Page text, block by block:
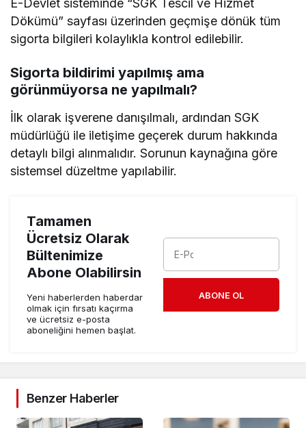
E-Devlet sisteminde “SGK Tescil ve Hizmet
Dökümü” sayfası üzerinden geçmişe dönük tüm
sigorta bilgileri kolaylıkla kontrol edilebilir.
Sigorta bildirimi yapılmış ama
görünmüyorsa ne yapılmalı?
İlk olarak işverene danışılmalı, ardından SGK
müdürlüğü ile iletişime geçerek durum hakkında
detaylı bilgi alınmalıdır. Sorunun kaynağına göre
sistemsel düzeltme yapılabilir.
Tamamen
Ücretsiz Olarak
Bültenimize
Abone Olabilirsin
Yeni haberlerden haberdar
olmak için fırsatı kaçırma
ve ücretsiz e-posta
aboneliğini hemen başlat.
ABONE OL
Benzer Haberler